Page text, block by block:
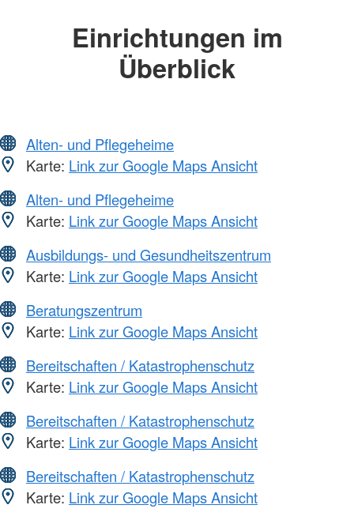
Einrichtungen im
Überblick
Alten- und Pflegeheime
Karte: Link zur Google Maps Ansicht
Alten- und Pflegeheime
Karte: Link zur Google Maps Ansicht
Ausbildungs- und Gesundheitszentrum
Karte: Link zur Google Maps Ansicht
Beratungszentrum
Karte: Link zur Google Maps Ansicht
Bereitschaften / Katastrophenschutz
Karte: Link zur Google Maps Ansicht
Bereitschaften / Katastrophenschutz
Karte: Link zur Google Maps Ansicht
Bereitschaften / Katastrophenschutz
Karte: Link zur Google Maps Ansicht